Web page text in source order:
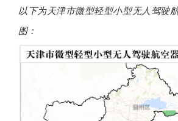
以下为天津市微型轻型小型无人驾驶
图：